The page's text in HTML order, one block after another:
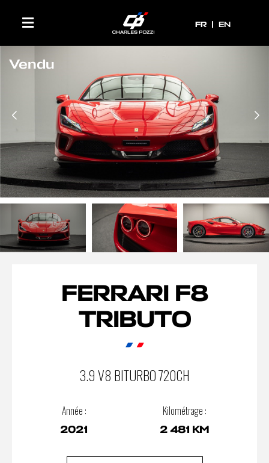
FR
FR EN
Vendu
FERRARI F8
TRIBUTO
3.9 V8 BITURBO 720CH
Année :
2021
Kilométrage :
2 481 KM